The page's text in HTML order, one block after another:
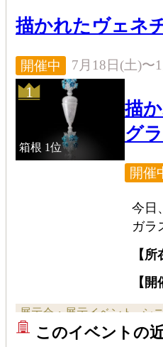
描かれたヴェネ
開催中 7月18日(土)〜
1
箱根 1位
描
グ
開催
今日
ガラ
志
あ
器
歴史
チア
【所
【開
展示会・展示イベント シ
も・ファミリー向け 全般
このイベントの